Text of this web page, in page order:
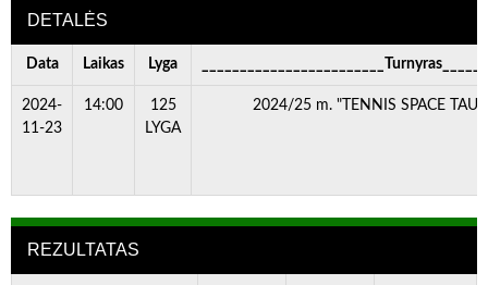
DETALĖS
Data Laikas Lyga
2024-
11-23
14:00
125
LYGA
2024/25 m. "TENNIS SPACE
REZULTATAS